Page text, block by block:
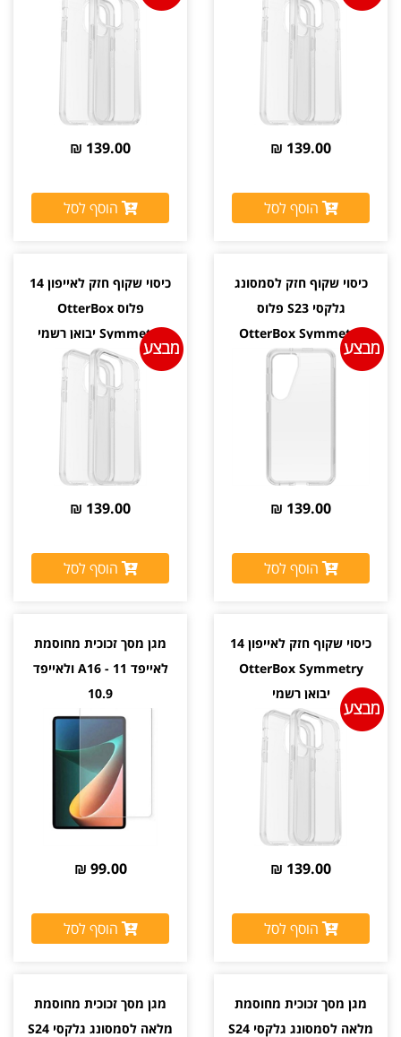
139.00 ₪
הוסף לסל
139.00 ₪
הוסף לסל
כיסוי שקוף חזק לסמסונג
גלקסי S23 פלוס
OtterBox Symmetry
יבואן רשמי
139.00 ₪
הוסף לסל
כיסוי שקוף חזק לאייפון 14
פלוס OtterBox
Symmetry יבואן רשמי
139.00 ₪
הוסף לסל
כיסוי שקוף חזק לאייפון 14
OtterBox Symmetry
יבואן רשמי
139.00 ₪
הוסף לסל
מגן מסך זכוכית מחוסמת
לאייפד A16 - 11 ולאייפד
10.9
99.00 ₪
הוסף לסל
מגן מסך זכוכית מחוסמת
מלאה לסמסונג גלקסי S24
מגן מסך זכוכית מחוסמת
מלאה לסמסונג גלקסי S24